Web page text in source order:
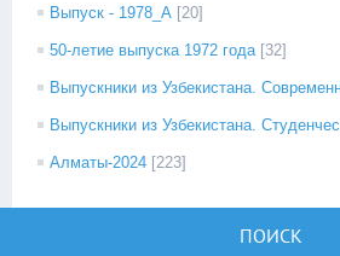
Выпуск - 1978_А [20]
50-летие выпуска 1972 года [32]
Выпускники из Узбекистана.
Выпускники из Узбекистана.
Алматы-2024 [223]
ПОИСК